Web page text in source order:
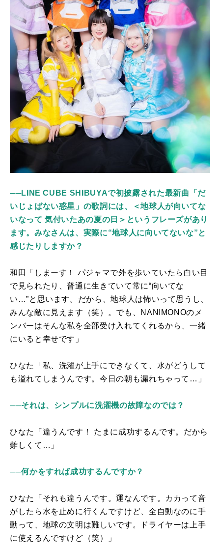
──LINE CUBE SHIBUYAで初披露された最新曲「だ
いじょばない惑星」の歌詞には、＜地球人が向いてな
いなって 気付いたあの夏の日＞というフレーズがあり
ます。みなさんは、実際に“地球人に向いてないな”と
感じたりしますか？
和田「しまーす！ パジャマで外を歩いていたら白い目
で見られたり、普通に生きていて常に“向いてな
い…”と思います。だから、地球人は怖いって思うし、
みんな敵に見えます（笑）。でも、
NANIMONOのメ
ンバーはそんな私を全部受け入れてくれるから、一緒
にいると幸せです」
ひなた「私、洗濯が上手にできなくて、水がどうして
も溢れてしまうんです。今日の朝も漏れちゃって…」
──それは、シンプルに洗濯機の故障なのでは？
ひなた「違うんです！ たまに成功するんです。だから
難しくて…」
──何かをすれば成功するんですか？
ひなた「それも違うんです。運なんです。カカって音
がしたら水を止めに行くんですけど、全自動なのに手
動って、地球の文明は難しいです。ドライヤーは上手
に使えるんですけど（笑）」